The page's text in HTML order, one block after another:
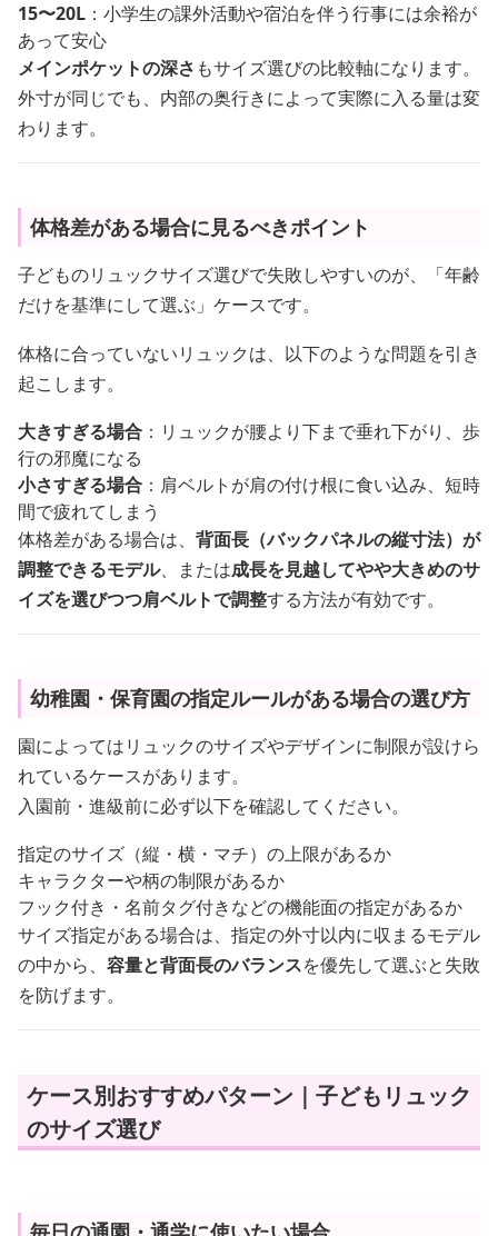
15〜20L ：小学生の課外活動や宿泊を伴う行事には余裕が
あって安心
メインポケットの深さ もサイズ選びの比較軸になります。
外寸が同じでも、内部の奥行きによって実際に入る量は変
わります。
体格差がある場合に見るべきポイント
子どものリュックサイズ選びで失敗しやすいのが、「年齢
だけを基準にして選ぶ」ケースです。
体格に合っていないリュックは、以下のような問題を引き
起こします。
大きすぎる場合 ：リュックが腰より下まで垂れ下がり、歩
行の邪魔になる
小さすぎる場合 ：肩ベルトが肩の付け根に食い込み、短時
間で疲れてしまう
体格差がある場合は、 背面長（バックパネルの縦寸法）が
調整できるモデル、または成長を見越してやや大きめのサ
イズを選びつつ肩ベルトで調整する方法が有効です。
幼稚園・保育園の指定ルールがある場合の選び方
園によってはリュックのサイズやデザインに制限が設けら
れているケースがあります。
入園前・進級前に必ず以下を確認してください。
指定のサイズ（縦・横・マチ）の上限があるか
キャラクターや柄の制限があるか
フック付き・名前タグ付きなどの機能面の指定があるか
サイズ指定がある場合は、指定の外寸以内に収まるモデル
の中から、 容量と背面長のバランスを優先して選ぶと失敗
を防げます。
ケース別おすすめパターン｜子どもリュック
のサイズ選び